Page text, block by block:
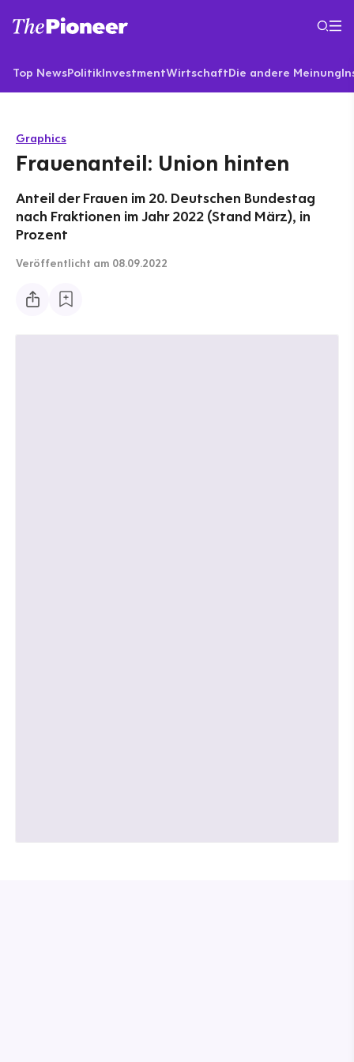
Top NewsPolitikInvestmentWirtschaftDie andere Meinung
Graphics
Frauenanteil: Union hinten
Anteil der Frauen im 20. Deutschen Bundestag
nach Fraktionen im Jahr 2022 (Stand März), in
Prozent
Veröffentlicht am 08.09.2022